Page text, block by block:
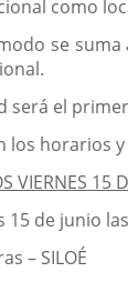
como
se
será el
los horarios
VIERNES 15
15 de junio
– SILOÉ